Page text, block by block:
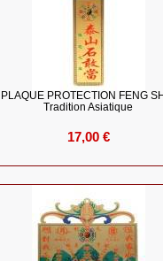
PLAQUE PROTECTION FENG
Tradition Asiatique
17,00 €